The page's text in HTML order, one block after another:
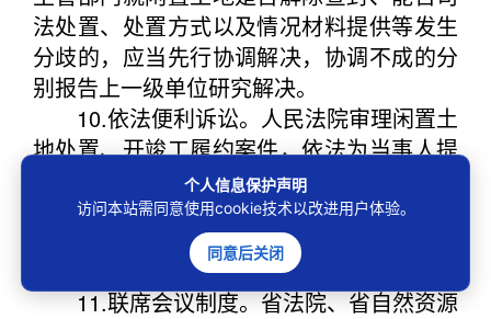
法处置、处置方式以及情况材料提供等发生
分歧的，应当先行协调解决，协调不成的分
别报告上一级单位研究解决。
10.依法便利诉讼。人民法院审理闲置土
地处置、开竣工履约案件，依法为当事人提
供诉讼便利，按规定减、免、缓交诉讼费
用，简化财产保全担保手续，降低追收相关
土地费款、违约金的司法成本。
三、健全联动机制
11.联席会议制度。省法院、省自然资源
个人信息保护声明
访问本站需同意使用cookie技术以改进用户体验。
同意后关闭